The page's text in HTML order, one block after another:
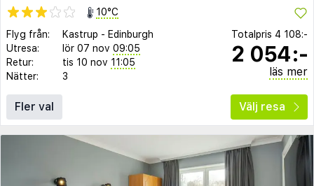
10°C
Flyg från:
Kastrup - Edinburgh
Utresa:
lör 07 nov 09:05
Retur:
tis 10 nov 11:05
Nätter:
3
Totalpris 4 108:-
2 054:-
läs mer
Fler val Välj resa